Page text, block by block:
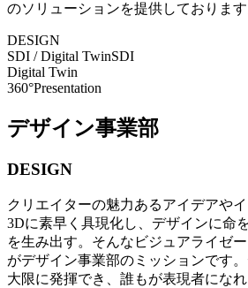
のソリューションを提供しております
DESIGN
SDI / Digital TwinSDI
Digital Twin
360°Presentation
デザイン事業部
DESIGN
クリエイターの魅力あるアイデアや
3Dに素早く具現化し、デザインに命
を生み出す。そんなビジュアライゼ
がデザイン事業部のミッションです
大限に発揮でき、誰もが表現者になれ